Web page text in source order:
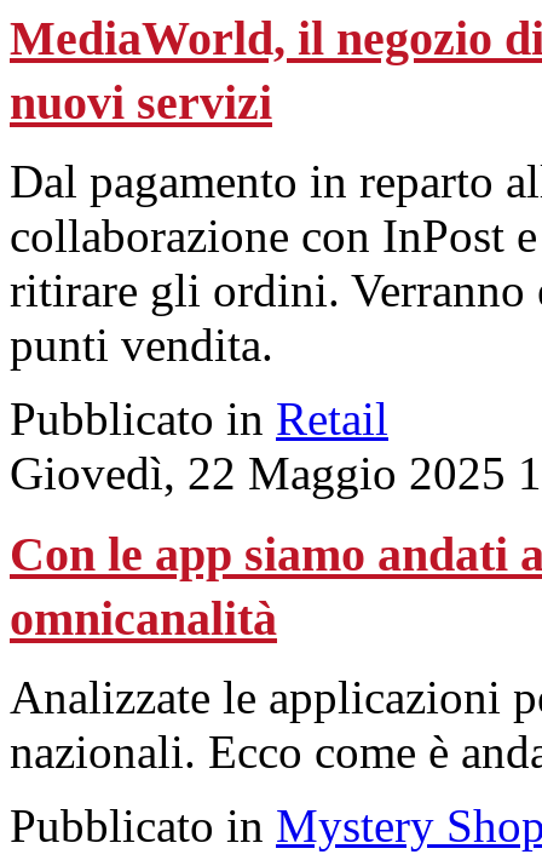
MediaWorld, il negozio
nuovi servizi
Dal pagamento in reparto
collaborazione con InPost
ritirare gli ordini. Verranno
punti vendita.
Pubblicato in Retail
Giovedì, 22 Maggio 2025
Con le app siamo andati
omnicanalità
Analizzate le applicazioni
nazionali. Ecco come è
Pubblicato in Mystery